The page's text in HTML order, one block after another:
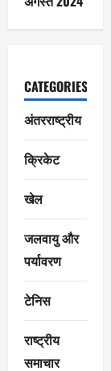
CATEGORIES
अंतरराष्ट्रीय
क्रिकेट
खेल
जलवायु और
पर्यावरण
टेनिस
राष्ट्रीय
समाचार